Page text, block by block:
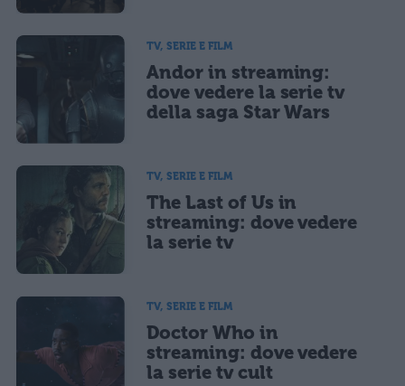
TV, SERIE E FILM
Andor in streaming:
dove vedere la serie tv
della saga Star Wars
TV, SERIE E FILM
The Last of Us in
streaming: dove vedere
la serie tv
TV, SERIE E FILM
Doctor Who in
streaming: dove vedere
la serie tv cult